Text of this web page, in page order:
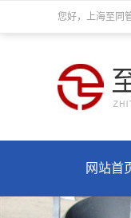
您好，上海至同
网站首